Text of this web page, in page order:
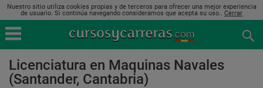
Nuestro sitio utiliza cookies propias y de terceros para ofrecer una mejor experiencia
de usuario. Si continúa navegando consideramos que acepta su uso.. Cerrar
Licenciatura en Maquinas Navales
(Santander, Cantabria)